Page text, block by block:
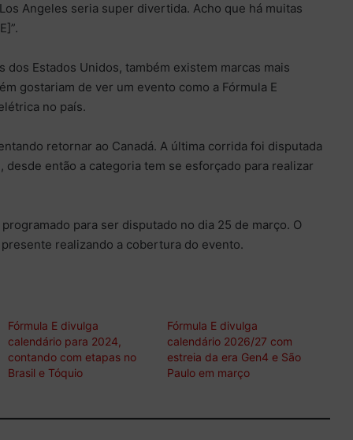
Angeles seria super divertida. Acho que há muitas
dos Estados Unidos, também existem marcas mais
gostariam de ver um evento como a Fórmula E
no país.
retornar ao Canadá. A última corrida foi disputada
desde então a categoria tem se esforçado para realizar
para ser disputado no dia 25 de março. O
realizando a cobertura do evento.
Fórmula E divulga
calendário para 2024,
contando com etapas no
Brasil e Tóquio
Fórmula E divulga
calendário 2026/27 com
estreia da era Gen4 e São
Paulo em março